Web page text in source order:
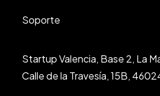
Soporte
Startup Valencia, Base 2, La
Calle de la Travesía, 15B,